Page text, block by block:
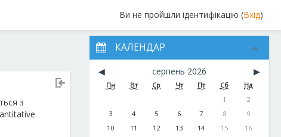
Ви не пройшли ідентифікацію (Вхід)
з
КАЛЕНДАР
◀︎ серпень 2026 ▶︎
Пн Вт Ср Чт Пт Сб
Нд
1
2
3
4 5 6 7 8
9
10
11 12 13 14 15
16